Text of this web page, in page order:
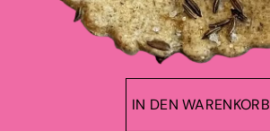
IN DEN WARENKORB